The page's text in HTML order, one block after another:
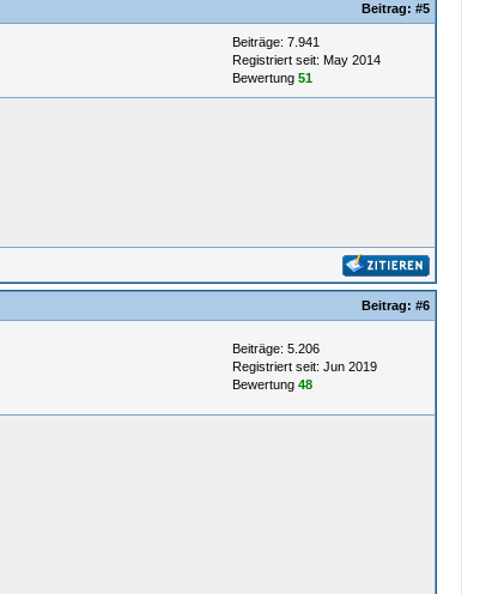
Beitrag: #5
Beiträge: 7.941
Registriert seit: May 2014
Bewertung 51
Beitrag: #6
Beiträge: 5.206
Registriert seit: Jun 2019
Bewertung 48